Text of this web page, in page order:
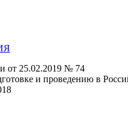
от 25.02.2019 № 74
и проведению в